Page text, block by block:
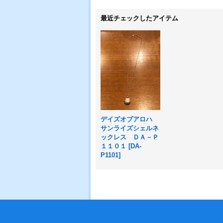
最近チェックしたアイテム
デイズオブアロハ
サンライズシェルネ
ックレス ＤＡ－Ｐ
１１０１ [DA-
P1101]